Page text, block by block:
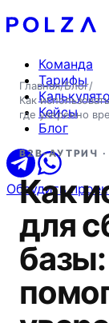
Команда
Тарифы
Кейсы
Блог
Обсудить
Главная/Блог/
Как
где уверенно
B2B-АУТРИЧ
Как
для